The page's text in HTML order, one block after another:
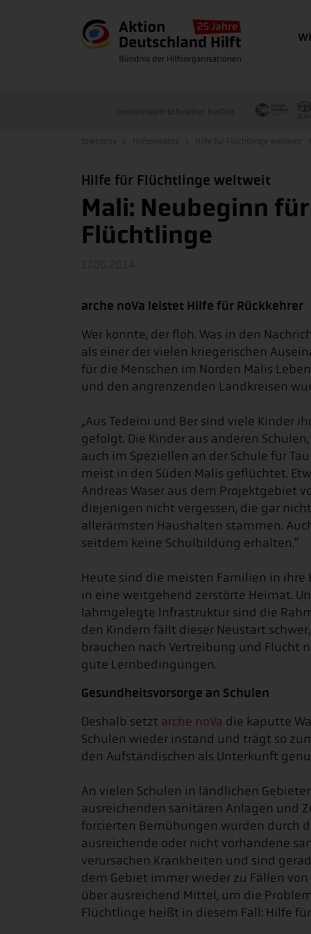
Hilfe für Flüchtlinge weltweit
Mali: Neubeginn
Flüchtlinge
arche noVa leistet Hilfe für Rückkehrer
Wer konnte, der floh. Was in den
als einer der vielen kriegerischen
für die Menschen im Norden Malis
und den angrenzenden Landkreisen
„Aus Tedeini und Ber sind viele Kinder
gefolgt. Die Kinder aus anderen
auch im Speziellen an der Schule für
meist in den Süden Malis geflüchtet.
Andreas Waser aus dem Projektgebiet
diejenigen nicht vergessen, die gar
allerärmsten Haushalten stammen.
seitdem keine Schulbildung erhalten.“
Heute sind die meisten Familien in ihre
in eine weitgehend zerstörte Heimat.
lahmgelegte Infrastruktur sind die
den Kindern fällt dieser Neustart
brauchen nach Vertreibung und Flucht
gute Lernbedingungen.
Gesundheitsvorsorge an Schulen
Deshalb setzt arche noVa die kaputte
Schulen wieder instand und trägt so
den Aufständischen als Unterkunft
An vielen Schulen in ländlichen
ausreichenden sanitären Anlagen und
forcierten Bemühungen wurden durch
ausreichende oder nicht vorhandene
verursachen Krankheiten und sind
dem Gebiet immer wieder zu Fällen von
über ausreichend Mittel, um die
Flüchtlinge heißt in diesem Fall: Hilfe für